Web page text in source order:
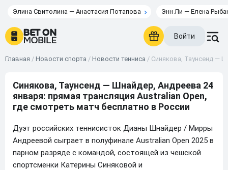
Элина Свитолина — Анастасия Потапова Энн Ли — Елена
Войти
Главная / Новости спорта / Новости тенниса / Синякова, Таунсенд —
Синякова, Таунсенд — Шнайдер, Андреева 24
января: прямая трансляция Australian Open,
где смотреть матч бесплатно в России
Дуэт российских теннисисток Дианы Шнайдер / Мирры
Андреевой сыграет в полуфинале Australian Open 2025 в
парном разряде с командой, состоящей из чешской
спортсменки Катерины Синяковой и